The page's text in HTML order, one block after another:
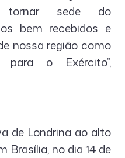
tornar sede do
bem recebidos e
nossa região como
o Exército”,
de Londrina ao alto
Brasília, no dia 14 de